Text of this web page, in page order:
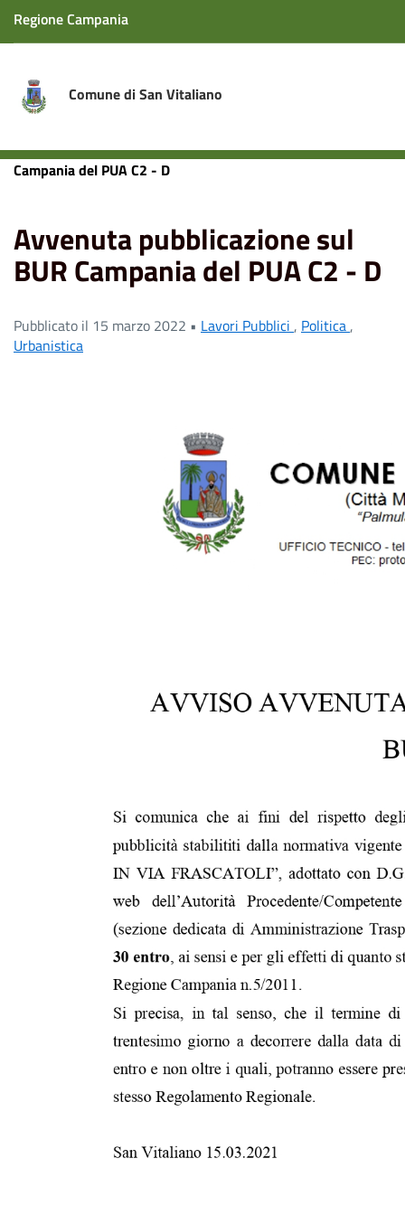
Regione Campania
Comune di San Vitaliano
Home News
Avvenuta pubblicazione sul BUR
Campania del PUA C2 - D
Avvenuta pubblicazione sul
BUR Campania del PUA C2 - D
Pubblicato il 15 marzo 2022 • Lavori Pubblici , Politica ,
Urbanistica